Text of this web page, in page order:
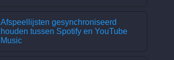
Afspeellijsten gesynchroniseerd
houden tussen Spotify en YouTube
Music